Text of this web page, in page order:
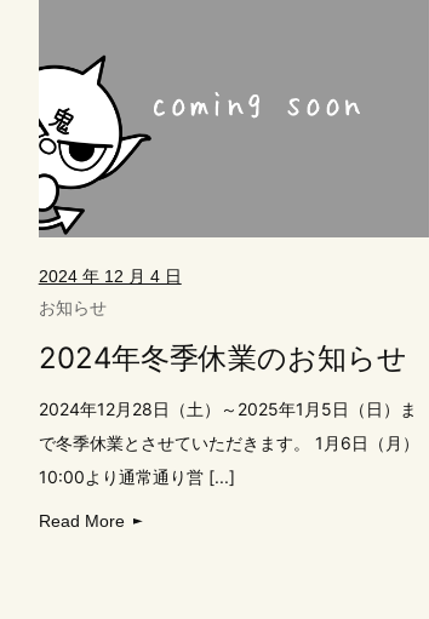
2024 年 12 月 4 日
お知らせ
2024年冬季休業のお知らせ
2024年12月28日（土）～2025年1月5日（日）ま
で冬季休業とさせていただきます。 1月6日（月）
10:00より通常通り営 [...]
Read More